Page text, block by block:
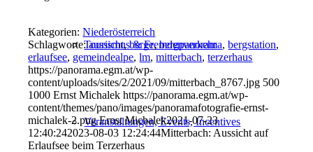
Tourismus & Fremdenverkehr
Veranstaltungen, Events, Incentives
Kategorien:Niederösterreich
Schlagworte:aussicht,berge,bergpanorama,bergstation,
erlaufsee, gemeindealpe,lm,mitterbach,terzerhaus
https://panorama.egm.at/wp-
content/uploads/sites/2/2021/09/mitterbach_8767.jpg 500
1000 Ernst Michalek https://panorama.egm.at/wp-
content/themes/pano/images/panoramafotografie-ernst-
michalek-2.png Ernst Michalek2021-07-23
12:40:242023-08-03 12:24:44Mitterbach: Aussicht auf
Erlaufsee beim Terzerhaus